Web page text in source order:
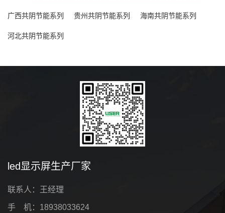
广西共阴节能系列 贵州共阴节能系列 海南共阴节能系列
河北共阴节能系列
led显示屏生产厂家
联系人：王经理
手 机：18938033624